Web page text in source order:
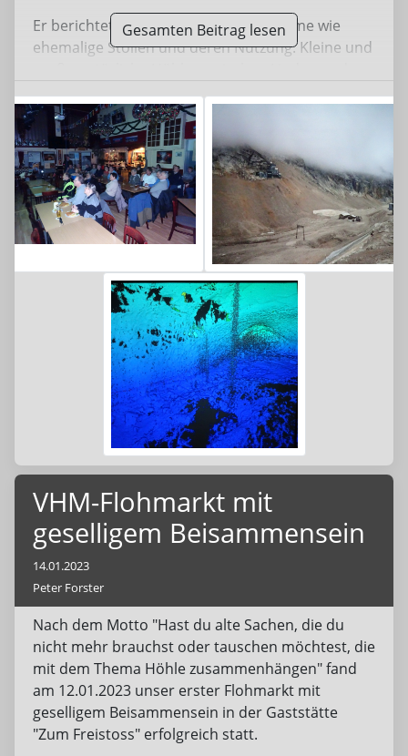
Er berichtete über künstliche Hohlräume wie
ehemalige Stollen und deren Nutzung. Kleine und
Erschreckend zu sehen, wie sich der Gletscher am
Schneeferner zurückgezogen hat und somit den
Status "Gletscher" verloren hat.
Die Entwicklung der Eisschicht an der Eiskapelle
am Königsee steht unter ständiger Beobachtung
und Vermessung. Leider wird auch diese immer
kleiner und der Anteil an Schmelzwasser ist
beachtlich und lässt große Gesteinsbrocken
durchrutschen, die auf die Eisdecke fielen.
Mit Hilfe eines Laserscanns kann man die
Schneeschmelze sehr gut erkennen.
Es war ein sehr spannender und informativer
Abend, der allen sehr viel Spaß bereitete.
Gesamten Beitrag lesen
VHM-Flohmarkt mit
geselligem Beisammensein
14.01.2023
Peter Forster
Nach dem Motto "Hast du alte Sachen, die du
nicht mehr brauchst oder tauschen möchtest, die
mit dem Thema Höhle zusammenhängen" fand
am 12.01.2023 unser erster Flohmarkt mit
geselligem Beisammensein in der Gaststätte
"Zum Freistoss" erfolgreich statt.